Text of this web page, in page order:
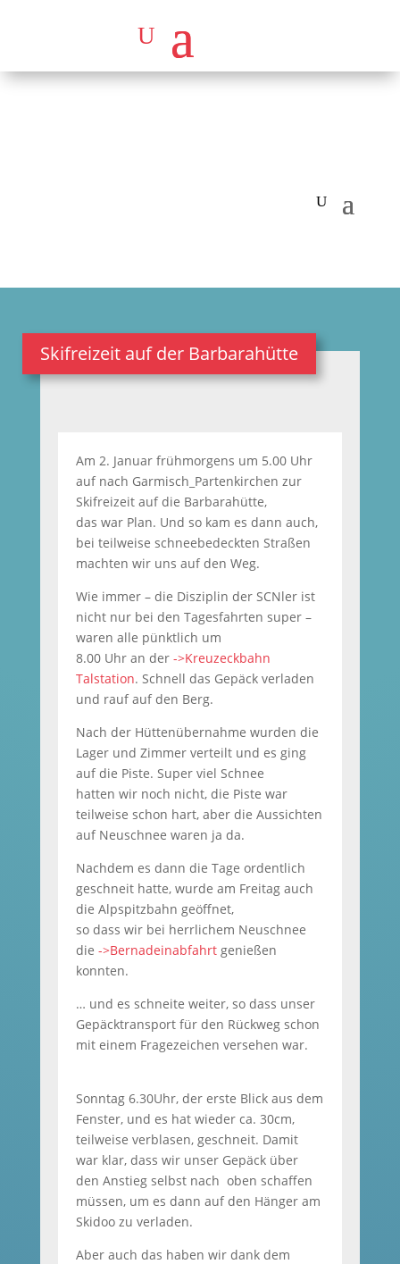
Skifreizeit auf der Barbarahütte
Am 2. Januar frühmorgens um 5.00 Uhr
auf nach Garmisch_Partenkirchen zur
Skifreizeit auf die Barbarahütte,
das war Plan. Und so kam es dann auch,
bei teilweise schneebedeckten Straßen
machten wir uns auf den Weg.
Wie immer – die Disziplin der SCNler ist
nicht nur bei den Tagesfahrten super –
waren alle pünktlich um
8.00 Uhr an der ->Kreuzeckbahn
Talstation. Schnell das Gepäck verladen
und rauf auf den Berg.
Nach der Hüttenübernahme wurden die
Lager und Zimmer verteilt und es ging
auf die Piste. Super viel Schnee
hatten wir noch nicht, die Piste war
teilweise schon hart, aber die Aussichten
auf Neuschnee waren ja da.
Nachdem es dann die Tage ordentlich
geschneit hatte, wurde am Freitag auch
die Alpspitzbahn geöffnet,
so dass wir bei herrlichem Neuschnee
die ->Bernadeinabfahrt genießen
konnten.
… und es schneite weiter, so dass unser
Gepäcktransport für den Rückweg schon
mit einem Fragezeichen versehen war.
Sonntag 6.30Uhr, der erste Blick aus dem
Fenster, und es hat wieder ca. 30cm,
teilweise verblasen, geschneit. Damit
war klar, dass wir unser Gepäck über
den Anstieg selbst nach oben schaffen
müssen, um es dann auf den Hänger am
Skidoo zu verladen.
Aber auch das haben wir dank dem